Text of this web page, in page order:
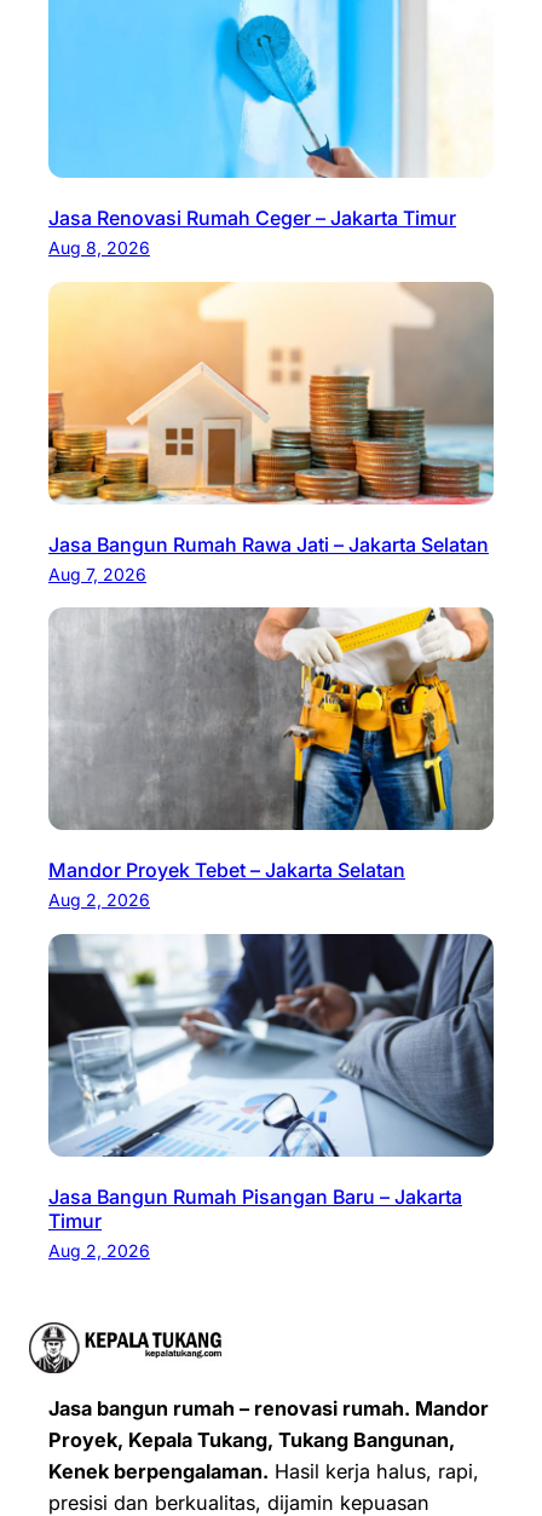
Jasa Renovasi Rumah Ceger – Jakarta Timur
Aug 8, 2026
Jasa Bangun Rumah Rawa Jati – Jakarta Selatan
Aug 7, 2026
Mandor Proyek Tebet – Jakarta Selatan
Aug 2, 2026
Jasa Bangun Rumah Pisangan Baru – Jakarta
Timur
Aug 2, 2026
Jasa bangun rumah – renovasi rumah. Mandor
Proyek, Kepala Tukang, Tukang Bangunan,
Kenek berpengalaman. Hasil kerja halus, rapi,
presisi dan berkualitas, dijamin kepuasan